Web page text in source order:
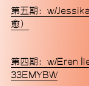
第五期：w/
愈）
第四期：w/Eren
33EMYBW
未来感的独栋
性与实验性的内
成为中国当代艺
应当下这个激烈